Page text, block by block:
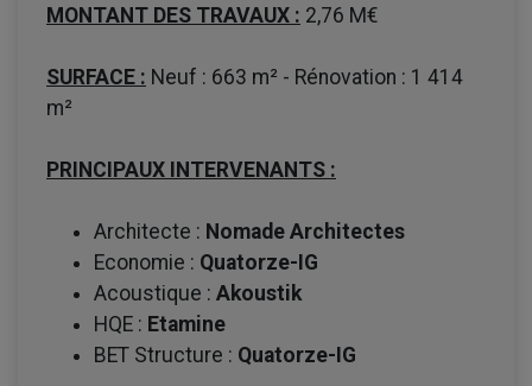
MONTANT DES TRAVAUX : 2,76 M€
SURFACE : Neuf : 663 m² - Rénovation : 1 414
m²
PRINCIPAUX INTERVENANTS :
Architecte : Nomade Architectes
Economie : Quatorze-IG
Acoustique : Akoustik
HQE : Etamine
BET Structure : Quatorze-IG